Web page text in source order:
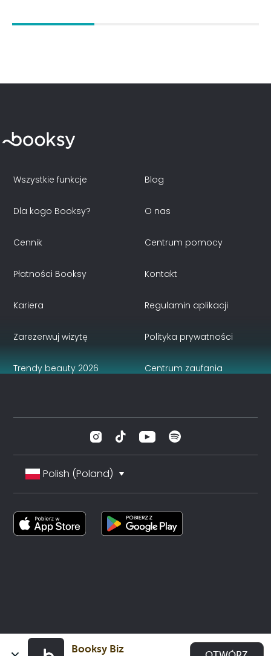
Booksy Biz
Wszystkie funkcje
Dla kogo Booksy?
Cennik
Płatności Booksy
Blog
O nas
Centrum pomocy
Kontakt
Kariera
Zarezerwuj wizytę
Trendy beauty 2026
Regulamin aplikacji
Polityka prywatności
Centrum zaufania
Polish (Poland)